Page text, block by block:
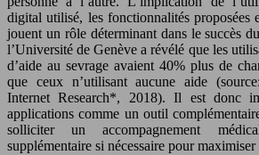
digital utilisé, les fonctionnalités proposées
jouent un rôle déterminant dans le succès
l’Université de Genève a révélé que les
d’aide au sevrage avaient 40% plus de
que ceux n’utilisant aucune aide
Internet Research*, 2018). Il est donc
applications comme un outil
solliciter un accompagnement
supplémentaire si nécessaire pour maximiser